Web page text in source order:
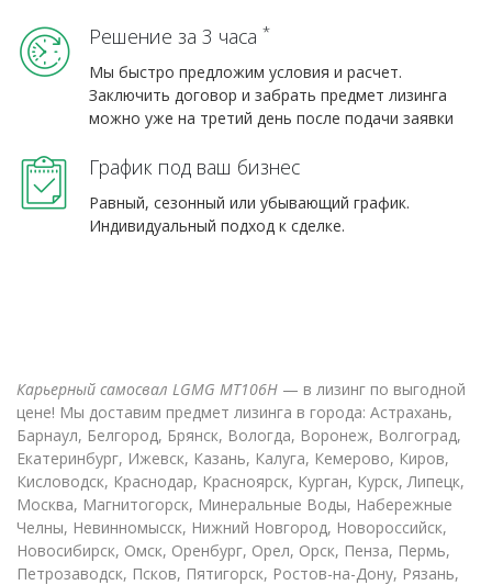
Решение за 3 часа *
Мы быстро предложим условия и расчет.
Заключить договор и забрать предмет лизинга
можно уже на третий день после подачи заявки
График под ваш бизнес
Равный, сезонный или убывающий график.
Индивидуальный подход к сделке.
Карьерный самосвал LGMG MT106H — в лизинг по выгодной
цене! Мы доставим предмет лизинга в города: Астрахань,
Барнаул, Белгород, Брянск, Вологда, Воронеж, Волгоград,
Екатеринбург, Ижевск, Казань, Калуга, Кемерово, Киров,
Кисловодск, Краснодар, Красноярск, Курган, Курск, Липецк,
Москва, Магнитогорск, Минеральные Воды, Набережные
Челны, Невинномысск, Нижний Новгород, Новороссийск,
Новосибирск, Омск, Оренбург, Орел, Орск, Пенза, Пермь,
Петрозаводск, Псков, Пятигорск, Ростов-на-Дону, Рязань,